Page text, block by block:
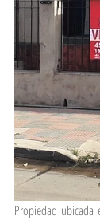
Propiedad ubicada